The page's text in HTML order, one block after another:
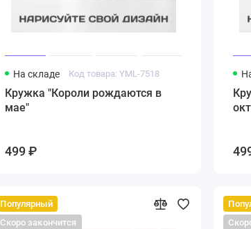
На складе Код товара: YML-7518
Кружка "Короли рождаются в
мае"
499 ₽
Популярный
Скоро закончится